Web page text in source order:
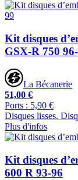
Kit disques
GSX-R 750
La Bécanerie
51,00 €
Ports : 5,90 €
Disques lisses.
Plus d'infos
Kit disques
600 R 93-96